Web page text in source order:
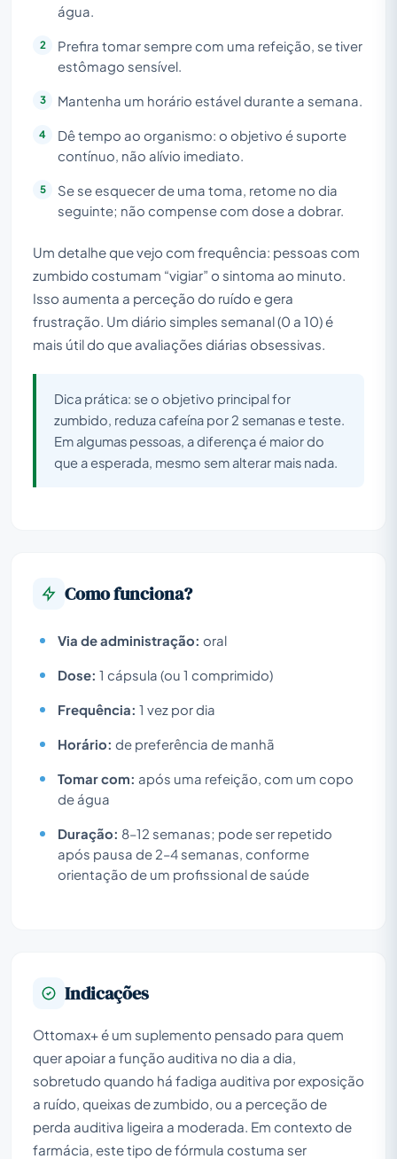
água.
Prefira tomar sempre com uma refeição, se tiver
estômago sensível.
Mantenha um horário estável durante a semana.
Dê tempo ao organismo: o objetivo é suporte
contínuo, não alívio imediato.
Se se esquecer de uma toma, retome no dia
seguinte; não compense com dose a dobrar.
Um detalhe que vejo com frequência: pessoas com
zumbido costumam “vigiar” o sintoma ao minuto.
Isso aumenta a perceção do ruído e gera
frustração. Um diário simples semanal (0 a 10) é
mais útil do que avaliações diárias obsessivas.
Dica prática: se o objetivo principal for
zumbido, reduza cafeína por 2 semanas e teste.
Em algumas pessoas, a diferença é maior do
que a esperada, mesmo sem alterar mais nada.
Como funciona?
Via de administração: oral
Dose: 1 cápsula (ou 1 comprimido)
Frequência: 1 vez por dia
Horário: de preferência de manhã
Tomar com: após uma refeição, com um copo
de água
Duração: 8–12 semanas; pode ser repetido
após pausa de 2–4 semanas, conforme
orientação de um profissional de saúde
Indicações
Ottomax+ é um suplemento pensado para quem
quer apoiar a função auditiva no dia a dia,
sobretudo quando há fadiga auditiva por exposição
a ruído, queixas de zumbido, ou a perceção de
perda auditiva ligeira a moderada. Em contexto de
farmácia, este tipo de fórmula costuma ser